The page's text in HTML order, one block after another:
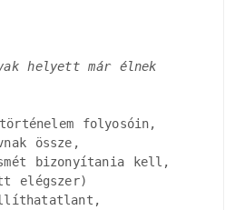
helyett már élnek
folyosóin,
össze,
bizonyítania kell,
elégszer)